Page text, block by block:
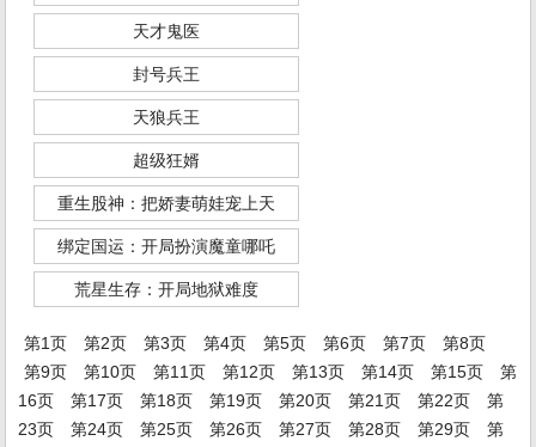
天才鬼医
封号兵王
天狼兵王
超级狂婿
重生股神：把娇妻萌娃宠上天
绑定国运：开局扮演魔童哪吒
荒星生存：开局地狱难度
第1页 第2页 第3页 第4页 第5页 第6页 第7页
第8页
第9页
第10页 第11页 第12页 第13页 第14页 第15页
第
16页
第17页 第18页 第19页 第20页 第21页 第22页
第
23页
第24页 第25页 第26页 第27页 第28页 第29页
第